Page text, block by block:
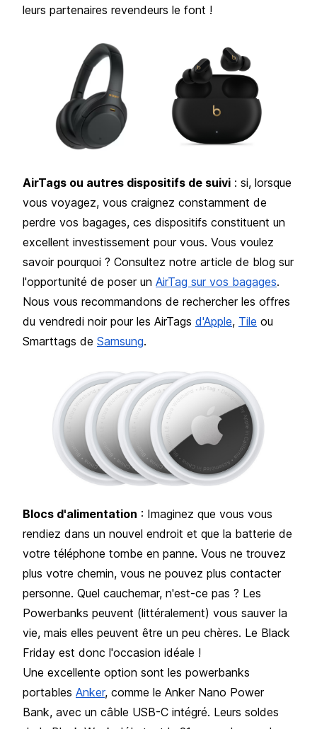
leurs partenaires revendeurs le font !
AirTags ou autres dispositifs de suivi : si, lorsque
vous voyagez, vous craignez constamment de
perdre vos bagages, ces dispositifs constituent un
excellent investissement pour vous. Vous voulez
savoir pourquoi ? Consultez notre article de blog sur
l'opportunité de poser un AirTag sur vos bagages.
Nous vous recommandons de rechercher les offres
du vendredi noir pour les AirTags d'Apple, Tile ou
Smarttags de Samsung.
Blocs d'alimentation : Imaginez que vous vous
rendiez dans un nouvel endroit et que la batterie de
votre téléphone tombe en panne. Vous ne trouvez
plus votre chemin, vous ne pouvez plus contacter
personne. Quel cauchemar, n'est-ce pas ? Les
Powerbanks peuvent (littéralement) vous sauver la
vie, mais elles peuvent être un peu chères. Le Black
Friday est donc l'occasion idéale !
Une excellente option sont les powerbanks
portables Anker, comme le Anker Nano Power
Bank, avec un câble USB-C intégré. Leurs soldes